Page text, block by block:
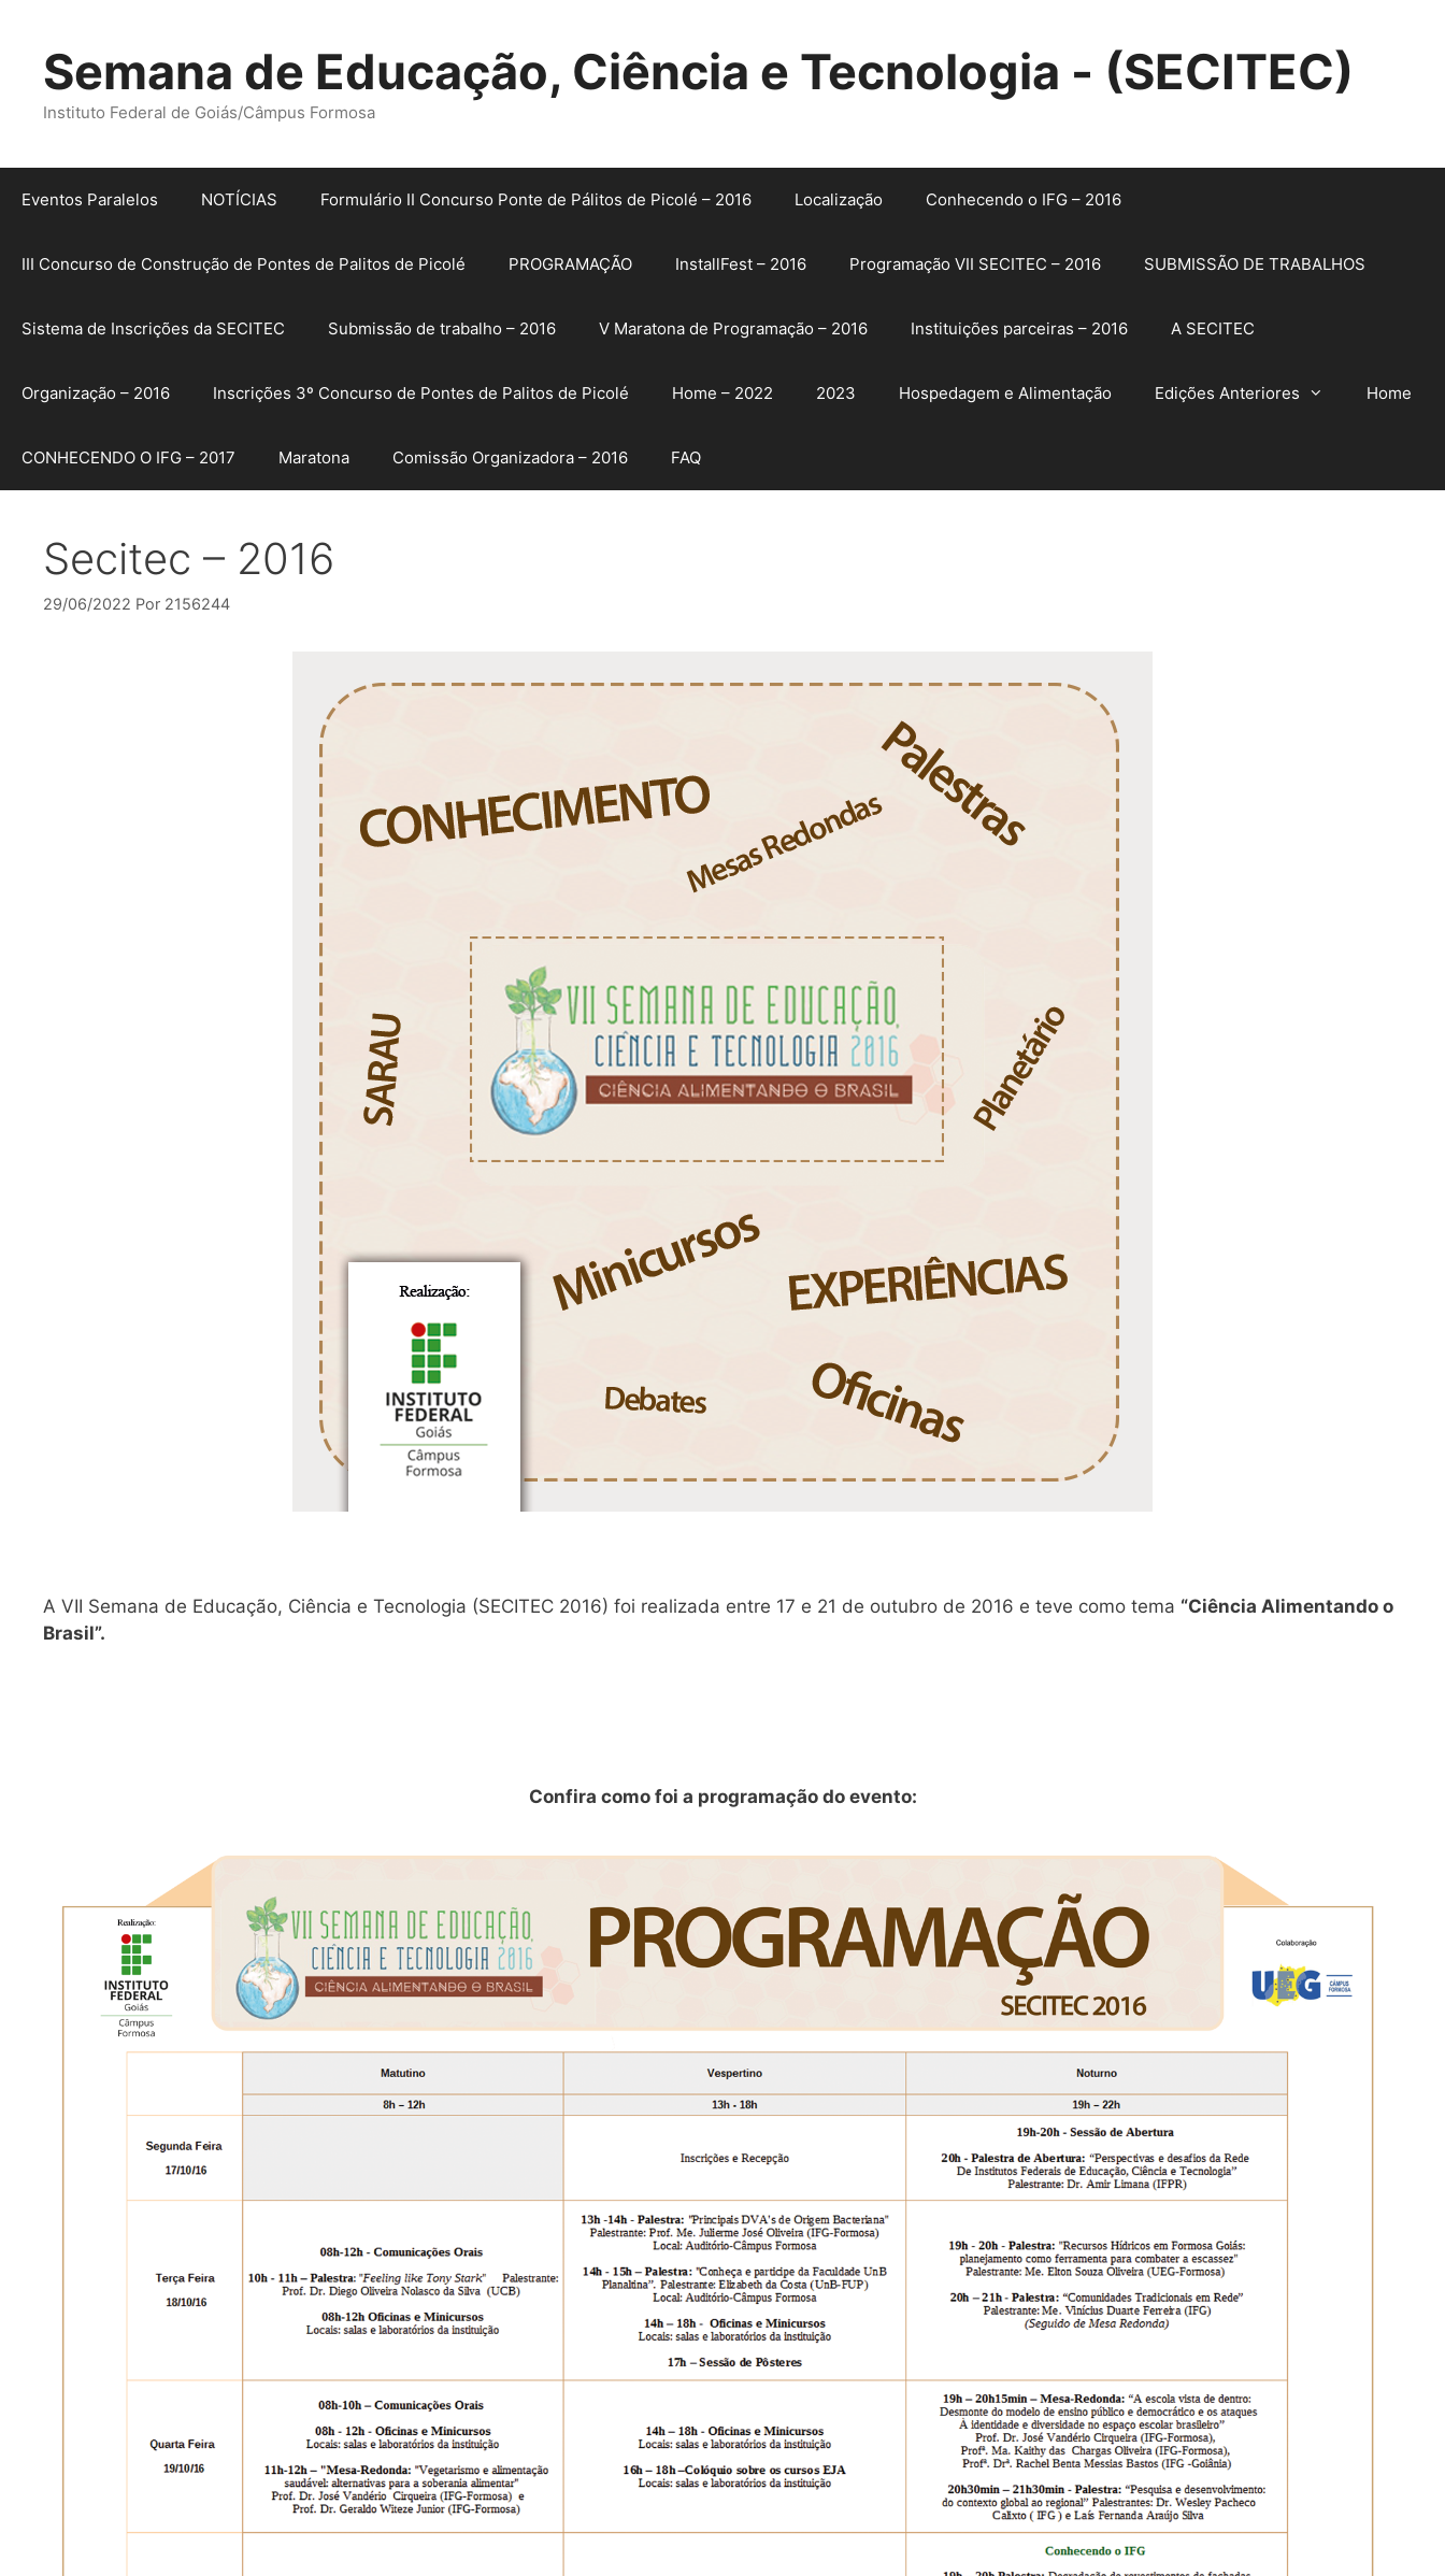
conteúdoSemana de Educação, Ciência e Tecnologia - (SECITEC)
Instituto Federal de Goiás/Câmpus Formosa
Eventos Paralelos NOTÍCIAS Formulário II Concurso Ponte de Pálitos de Picolé – 2016 Localização Conhecendo o IFG – 2016
III Concurso de Construção de Pontes de Palitos de Picolé PROGRAMAÇÃO InstallFest – 2016 Programação VII SECITEC – 2016 SUBMISSÃO DE TRABALHOS
Sistema de Inscrições da SECITEC Submissão de trabalho – 2016 V Maratona de Programação – 2016 Instituições parceiras – 2016 A SECITEC
Organização – 2016 Inscrições 3º Concurso de Pontes de Palitos de Picolé Home – 2022 2023 Hospedagem e Alimentação Edições Anteriores Home
CONHECENDO O IFG – 2017 Maratona Comissão Organizadora – 2016 FAQ
Secitec – 2016
29/06/2022 Por 2156244
A VII Semana de Educação, Ciência e Tecnologia (SECITEC 2016) foi realizada entre 17 e 21 de outubro de 2016 e teve como tema “Ciência Alimentando o
Brasil”.
Confira como foi a programação do evento: